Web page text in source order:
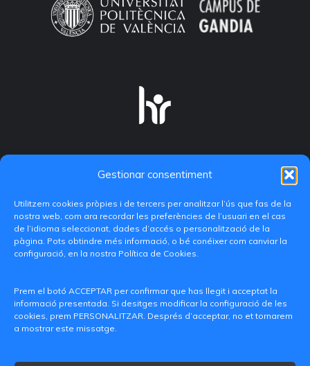
Gestionar consentiment
Utilitzem cookies pròpies i de tercers per analitzar l’ús que fas de la
nostra web, com ara recordar les preferències de l’usuari en el cas
de l’idioma seleccionat, dades d’accés o personalització de la
pàgina. Pots obtindre més informació, o bé conéixer com canviar la
configuració, en la nostra Política de Cookies.
Prem el botó ACCEPTAR per confirmar que has llegit i acceptat la
informació presentada. Si desitges modificar la configuració de les
cookies, prem PERSONALITZAR. Després d’acceptar, no et tornarem
a mostrar este missatge.
C/ Paranimf, 1 - 46730 Grau de Gandia
+34 962849333